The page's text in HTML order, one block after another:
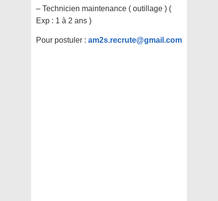
– Technicien maintenance ( outillage ) (
Exp : 1 à 2 ans )
Pour postuler : am2s.recrute@gmail.com